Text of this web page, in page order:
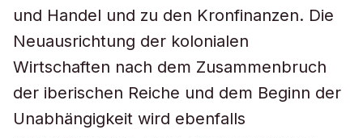
und Handel und zu den Kronfinanzen. Die
Neuausrichtung der kolonialen
Wirtschaften nach dem Zusammenbruch
der iberischen Reiche und dem Beginn der
Unabhängigkeit wird ebenfalls